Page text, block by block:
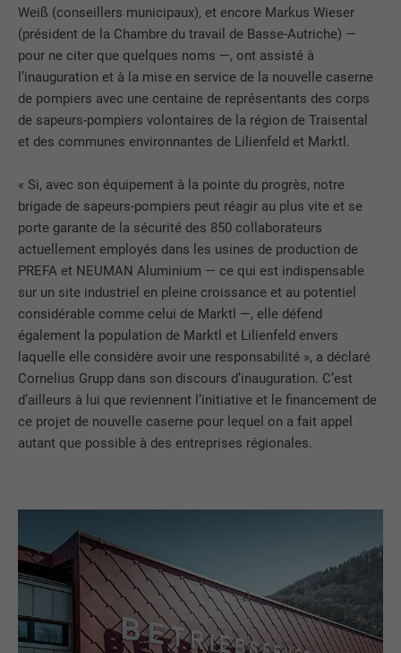
Weiß (conseillers municipaux), et encore Markus Wieser
(président de la Chambre du travail de Basse-Autriche) —
pour ne citer que quelques noms —, ont assisté à
l’inauguration et à la mise en service de la nouvelle caserne
de pompiers avec une centaine de représentants des corps
de sapeurs-pompiers volontaires de la région de Traisental
et des communes environnantes de Lilienfeld et Marktl.
« Si, avec son équipement à la pointe du progrès, notre
brigade de sapeurs-pompiers peut réagir au plus vite et se
porte garante de la sécurité des 850 collaborateurs
actuellement employés dans les usines de production de
PREFA et NEUMAN Aluminium — ce qui est indispensable
sur un site industriel en pleine croissance et au potentiel
considérable comme celui de Marktl —, elle défend
également la population de Marktl et Lilienfeld envers
laquelle elle considère avoir une responsabilité », a déclaré
Cornelius Grupp dans son discours d’inauguration. C’est
d’ailleurs à lui que reviennent l’initiative et le financement de
ce projet de nouvelle caserne pour lequel on a fait appel
autant que possible à des entreprises régionales.